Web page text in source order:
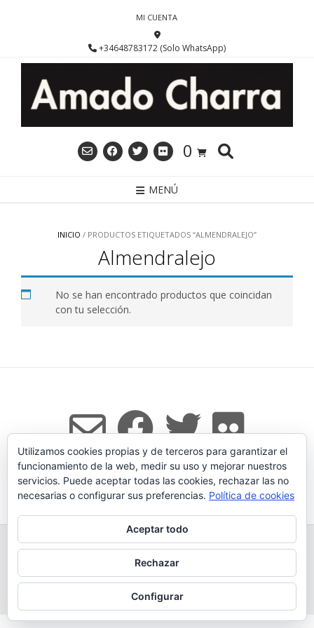
MI CUENTA
+34648783172 (Solo WhatsApp)
0
MENÚ
INICIO / PRODUCTOS ETIQUETADOS “ALMENDRALEJO”
Almendralejo
No se han encontrado productos que coincidan
con tu selección.
Tema:Voguede Kaira
TODOS LOS PRODUCTOS LEGADO
QUESERÍA
GANADERÍA PROPIA
CONDICIONES DE COMPRA
AVISO LEGAL Y POLÍTICA DE PRIVACIDAD
POLÍTICA DE COOKIES
MÁS INFORMACIÓN SOBRE LAS COOKIES
Utilizamos cookies propias y de terceros para garantizar el
funcionamiento de la web, medir su uso y mejorar nuestros
servicios. Puede aceptar todas las cookies, rechazar las no
necesarias o configurar sus preferencias. Política de cookies
Aceptar todo
Rechazar
Configurar